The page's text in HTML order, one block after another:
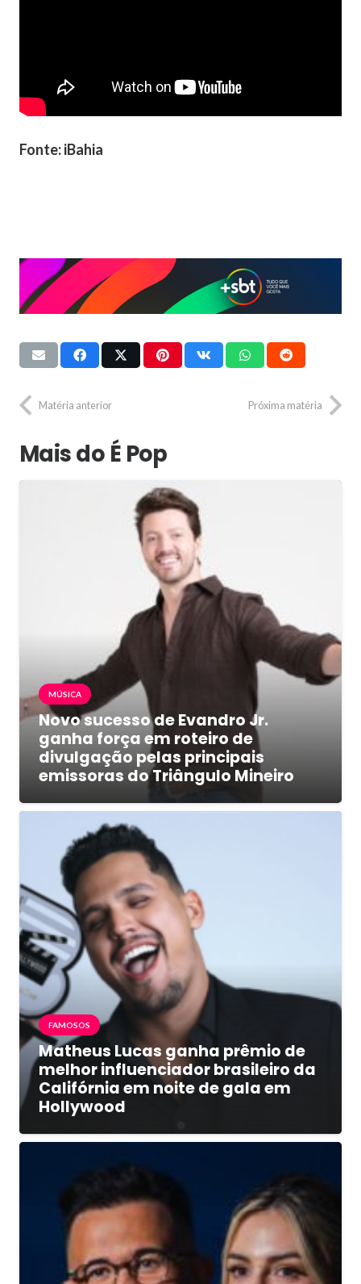
Fonte: iBahia
Matéria anterior Próxima matéria
Mais do É Pop
MÚSICA
Novo sucesso de Evandro Jr.
ganha força em roteiro de
divulgação pelas principais
emissoras do Triângulo Mineiro
FAMOSOS
Matheus Lucas ganha prêmio de
melhor influenciador brasileiro da
Califórnia em noite de gala em
Hollywood